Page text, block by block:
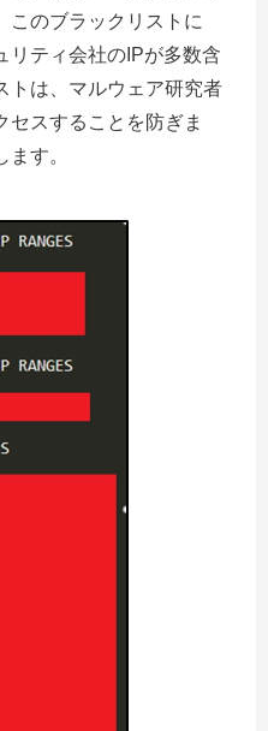
このブラックリストに
リティ会社のIPが多数含
トは、マルウェア研究者
セスすることを防ぎま
す。